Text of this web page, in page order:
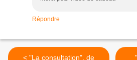
Répondre
< "La consultation", de